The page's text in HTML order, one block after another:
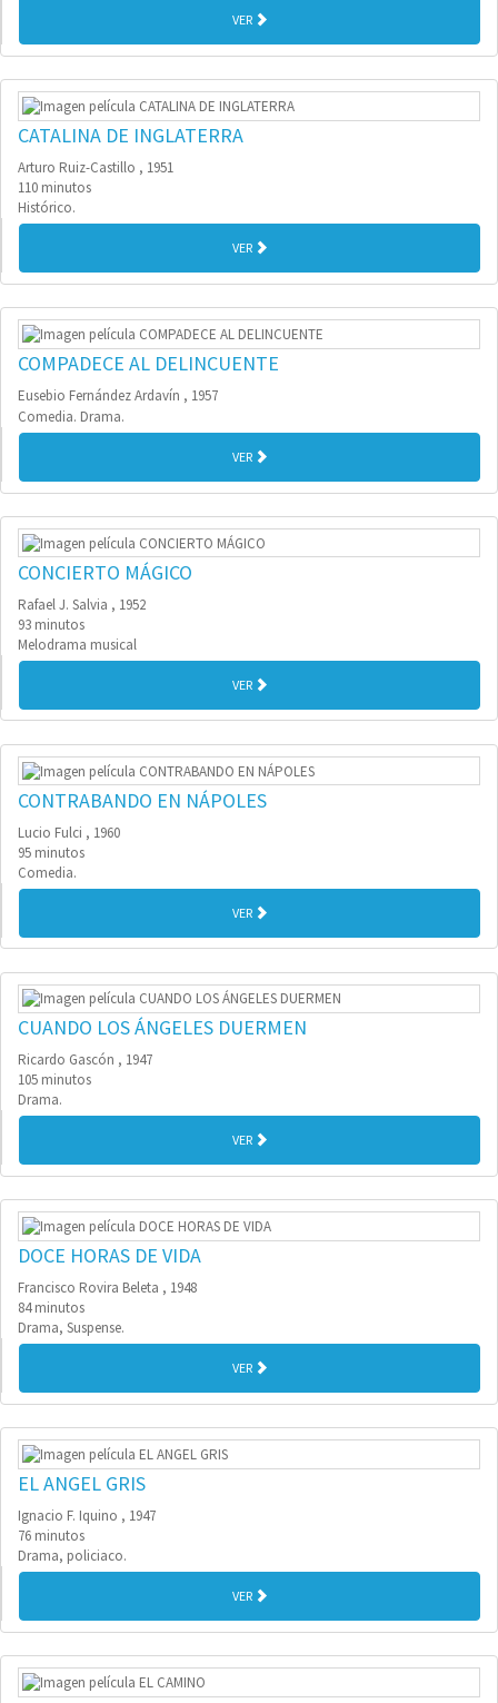
VER
CATALINA DE INGLATERRA
Arturo Ruiz-Castillo , 1951
110 minutos
Histórico.
VER
COMPADECE AL DELINCUENTE
Eusebio Fernández Ardavín , 1957
Comedia. Drama.
VER
CONCIERTO MÁGICO
Rafael J. Salvia , 1952
93 minutos
Melodrama musical
VER
CONTRABANDO EN NÁPOLES
Lucio Fulci , 1960
95 minutos
Comedia.
VER
CUANDO LOS ÁNGELES DUERMEN
Ricardo Gascón , 1947
105 minutos
Drama.
VER
DOCE HORAS DE VIDA
Francisco Rovira Beleta , 1948
84 minutos
Drama, Suspense.
VER
EL ANGEL GRIS
Ignacio F. Iquino , 1947
76 minutos
Drama, policiaco.
VER